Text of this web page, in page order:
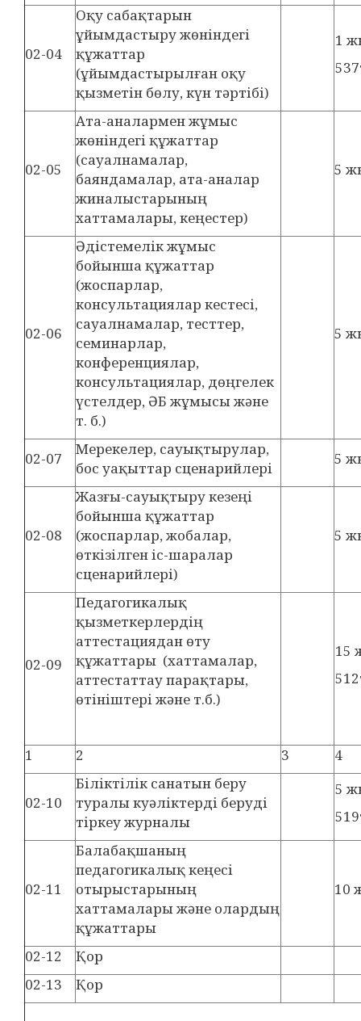
02-04
Оқу сабақтарын
ұйымдастыру жөніндегі
құжаттар
(ұйымдастырылған оқу
қызметін бөлу, күн тәртібі)
1
02-05
Ата-аналармен жұмыс
жөніндегі құжаттар
(сауалнамалар,
баяндамалар, ата-аналар
жиналыстарының
хаттамалары, кеңестер)
5
02-06
Әдістемелік жұмыс
бойынша құжаттар
(жоспарлар,
консультациялар кестесі,
сауалнамалар, тесттер,
семинарлар,
конференциялар,
консультациялар, дөңгелек
үстелдер, ӘБ жұмысы және
т. б.)
5
02-07
Мерекелер, сауықтырулар,
бос уақыттар сценарийлері
5
02-08
Жазғы-сауықтыру кезеңі
бойынша құжаттар
(жоспарлар, жобалар,
өткізілген іс-шаралар
сценарийлері)
5
02-09
Педагогикалық
қызметкерлердің
аттестациядан өту
құжаттары (хаттамалар,
аттестаттау парақтары,
өтініштері және т.б.)
15
1 2 3 4
02-10
Біліктілік санатын беру
туралы куәліктерді беруді
тіркеу журналы
5
02-11
Балабақшаның
педагогикалық кеңесі
отырыстарының
хаттамалары және олардың
құжаттары
10
02-12
Қор
02-13
Қор